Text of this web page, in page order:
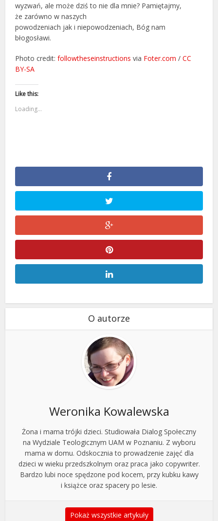
wyzwań, ale może dziś to nie dla mnie? Pamiętajmy,
że zarówno w naszych
powodzeniach jak i niepowodzeniach, Bóg nam
błogosławi.
Photo credit:followtheseinstructions via Foter.com /CC
BY-SA
Like this:
Loading...
O autorze
Weronika Kowalewska
Żona i mama trójki dzieci. Studiowała Dialog Społeczny
na Wydziale Teologicznym UAM w Poznaniu. Z wyboru
mama w domu. Odskocznia to prowadzenie zajęć dla
dzieci w wieku przedszkolnym oraz praca jako copywriter.
Bardzo lubi noce spędzone pod kocem, przy kubku kawy
i książce oraz spacery po lesie.
Pokaż wszystkie artykuły